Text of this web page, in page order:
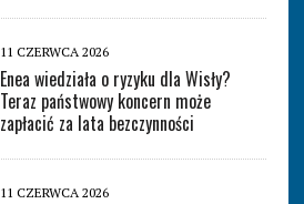
11 CZERWCA 2026
Enea wiedziała o ryzyku dla Wisły?
Teraz państwowy koncern może
zapłacić za lata bezczynności
11 CZERWCA 2026